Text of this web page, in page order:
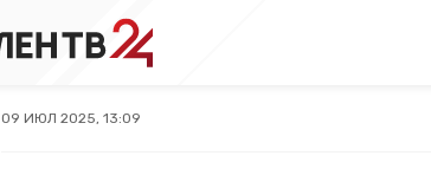
09 ИЮЛ 2025, 13:09